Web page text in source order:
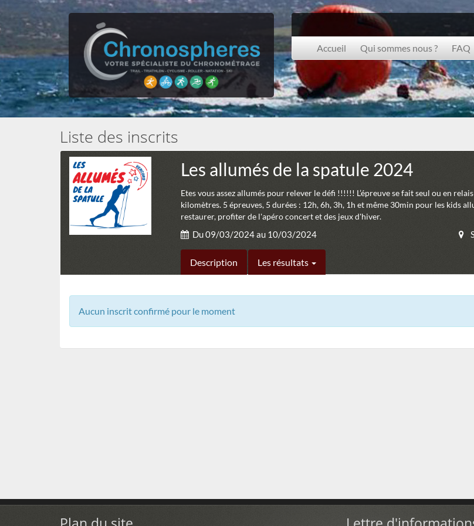
Accueil Qui sommes nous ? FAQ
Liste des inscrits
Les allumés de la spatule 2024
Etes vous assez allumés pour relever le défi !!!!!! L’épreuve se fait seul ou en
kilomètres. 5 épreuves, 5 durées : 12h, 6h, 3h, 1h et même 30min pour les kids
restaurer, profiter de l'apéro concert et des jeux d'hiver.
Du 09/03/2024 au 10/03/2024
Description Les résultats
Aucun inscrit confirmé pour le moment